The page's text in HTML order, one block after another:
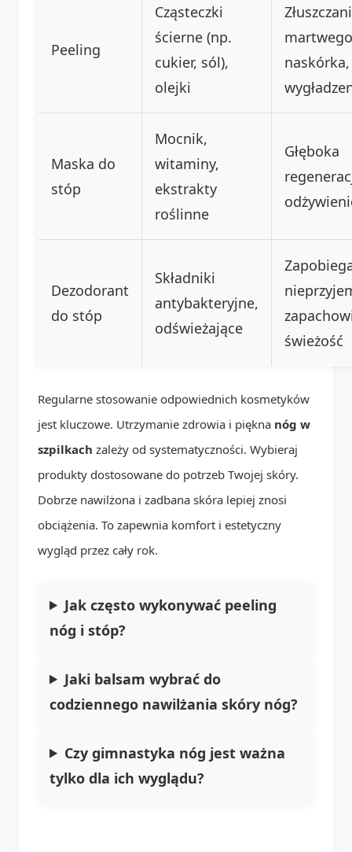
Peeling
Cząsteczki
ścierne (np.
cukier, sól),
olejki
martwego
naskórka,
Maska do
stóp
Mocnik,
witaminy,
ekstrakty
roślinne
Głęboka
Dezodorant
do stóp
Składniki
antybakteryjne,
odświeżające
świeżość
Regularne stosowanie odpowiednich kosmetyków
jest kluczowe. Utrzymanie zdrowia i piękna nóg w
szpilkach zależy od systematyczności. Wybieraj
produkty dostosowane do potrzeb Twojej skóry.
Dobrze nawilżona i zadbana skóra lepiej znosi
obciążenia. To zapewnia komfort i estetyczny
wygląd przez cały rok.
Jak często wykonywać peeling
nóg i stóp?
Jaki balsam wybrać do
codziennego nawilżania skóry nóg?
Czy gimnastyka nóg jest ważna
tylko dla ich wyglądu?